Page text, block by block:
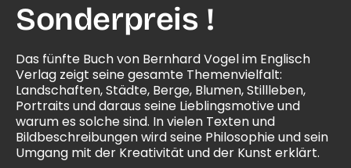
Sonderpreis !
Das fünfte Buch von Bernhard Vogel im Englisch
Verlag zeigt seine gesamte Themenvielfalt:
Landschaften, Städte, Berge, Blumen, Stillleben,
Portraits und daraus seine Lieblingsmotive und
warum es solche sind. In vielen Texten und
Bildbeschreibungen wird seine Philosophie und sein
Umgang mit der Kreativität und der Kunst erklärt.